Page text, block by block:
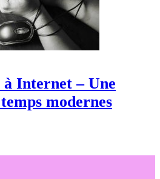
à Internet – Une
modernes